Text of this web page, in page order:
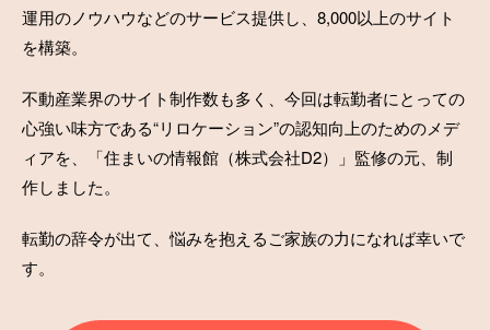
運用のノウハウなどのサービス提供し、8,000以上のサイト
を構築。
不動産業界のサイト制作数も多く、今回は転勤者にとっての
心強い味方である“リロケーション”の認知向上のためのメデ
ィアを、「住まいの情報館（株式会社D2）」監修の元、制
作しました。
転勤の辞令が出て、悩みを抱えるご家族の力になれば幸いで
す。